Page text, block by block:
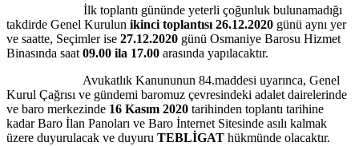
İlk toplantı gününde yeterli çoğunluk bulunamadığı
takdirde Genel Kurulun ikinci toplantısı 26.12.2020 günü aynı yer
ve saatte, Seçimler ise 27.12.2020 günü Osmaniye Barosu Hizmet
Binasında saat 09.00 ila 17.00 arasında yapılacaktır.
Avukatlık Kanununun 84.maddesi uyarınca, Genel
Kurul Çağrısı ve gündemi baromuz çevresindeki adalet dairelerinde
ve baro merkezinde 16 Kasım 2020 tarihinden toplantı tarihine
kadar Baro İlan Panoları ve Baro İnternet Sitesinde asılı kalmak
üzere duyurulacak ve duyuru TEBLİGAT hükmünde olacaktır.